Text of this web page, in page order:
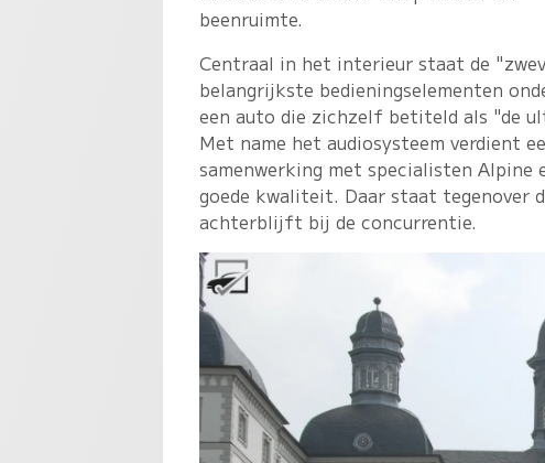
beenruimte.
Centraal in het interieur staat de
belangrijkste bedieningselementen
een auto die zichzelf betiteld als "de
Met name het audiosysteem verdient
samenwerking met specialisten
goede kwaliteit. Daar staat tegenover
achterblijft bij de concurrentie.